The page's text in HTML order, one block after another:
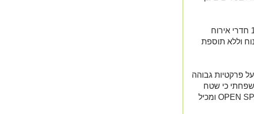
-הכמות ביחס לעלות היא משתלמת במיוחד - 11 חדרי אירוח
וללא תוספת
פרקטיות גבוהה
כי שטח
ההתכנסות והאוכל בוילה הוא ענקי בסיגנון OPEN SPACE ומכיל